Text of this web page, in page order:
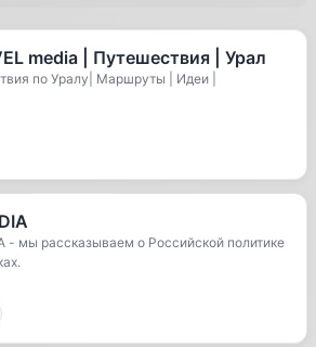
media | Путешествия | Урал
по Уралу| Маршруты | Идеи |
- мы рассказываем о Российской политике